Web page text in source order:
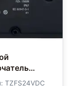
TZFS24VDC